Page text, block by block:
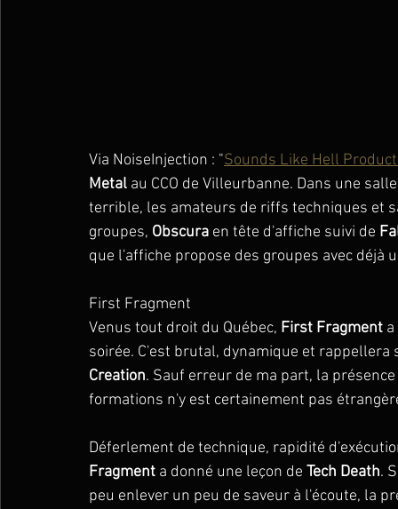
Via NoiseInjection : "Sounds Like Hell
Metal au CCO de Villeurbanne. Dans une
terrible, les amateurs de riffs techniques et
groupes, Obscura en tête d'affiche suivi de
que l'affiche propose des groupes avec déjà
First Fragment
Venus tout droit du Québec, First Fragment
soirée. C'est brutal, dynamique et
Creation. Sauf erreur de ma part, la
formations n'y est certainement pas
Déferlement de technique, rapidité
Fragment a donné une leçon de Tech Death.
peu enlever un peu de saveur à l'écoute, la